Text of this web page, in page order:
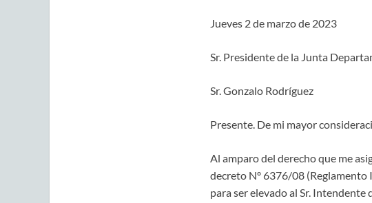
Jueves 2 de marzo de 2023
Sr. Presidente de la Junta
Sr. Gonzalo Rodríguez
Presente. De mi mayor
Al amparo del derecho que me
decreto Nº 6376/08 (Reglamento
para ser elevado al Sr. Intendente